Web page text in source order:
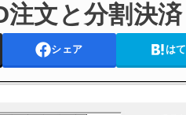
注文と分割決済
シェア は